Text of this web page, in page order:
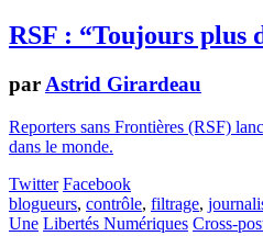
RSF : “Toujours plus
parAstrid Girardeau
Reporters sans Frontières (RSF)
dans le monde.
Twitter Facebook
blogueurs, contrôle, filtrage,
Une Libertés Numériques Cross-